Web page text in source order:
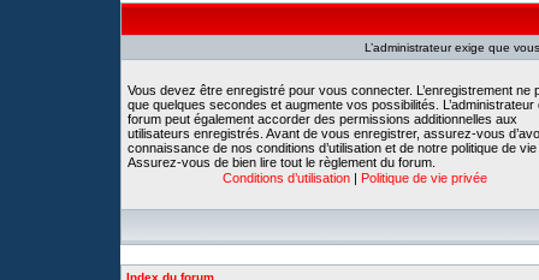
L’administrateur exige que
Vous devez être enregistré pour vous connecter. L’enregistrement ne
que quelques secondes et augmente vos possibilités. L’administrateur
forum peut également accorder des permissions additionnelles aux
utilisateurs enregistrés. Avant de vous enregistrer, assurez-vous
connaissance de nos conditions d’utilisation et de notre politique de
Assurez-vous de bien lire tout le règlement du forum.
Conditions d’utilisation | Politique de vie privée
Index du forum